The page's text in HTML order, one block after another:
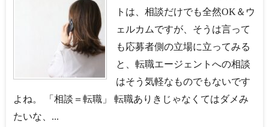
トは、相談だけでも全然OK＆ウ
ェルカムですが、そうは言って
も応募者側の立場に立ってみる
と、転職エージェントへの相談
はそう気軽なものでもないです
よね。 「相談＝転職」 転職ありきじゃなくてはダメみ
たいな、...